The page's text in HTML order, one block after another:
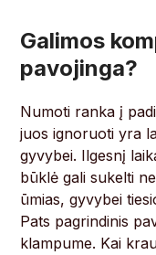
Galimos
pavojinga?
Numoti ranka į
juos ignoruoti yra
gyvybei. Ilgesnį
būklė gali sukelti
ūmias, gyvybei
Pats pagrindinis
klampume. Kai